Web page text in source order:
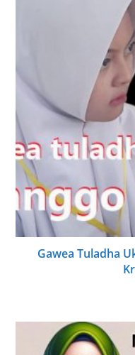
Gawea Tuladha